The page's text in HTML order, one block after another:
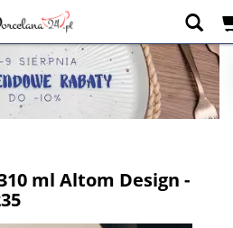
ml Altom Design -